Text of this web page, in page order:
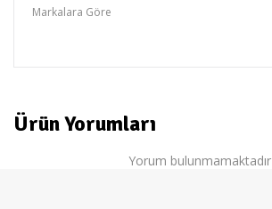
Markalara Göre
Ürün Yorumları
Yorum bulunmamaktadır